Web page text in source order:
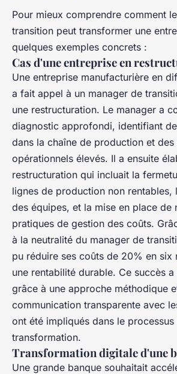
Pour mieux comprendre comment
transition peut transformer une
quelques exemples concrets :
Cas d'une entreprise en
Une entreprise manufacturière en
a fait appel à un manager de
une restructuration. Le manager a
diagnostic approfondi, identifiant
dans la chaîne de production et des
opérationnels élevés. Il a ensuite
restructuration qui incluait la
lignes de production non rentables,
des équipes, et la mise en place de
pratiques de gestion des coûts.
à la neutralité du manager de
pu réduire ses coûts de 20% en six
une rentabilité durable. Ce succès
grâce à une approche méthodique
communication transparente avec
ont été impliqués dans le processus
transformation.
Transformation digitale d'une
Une grande banque souhaitait